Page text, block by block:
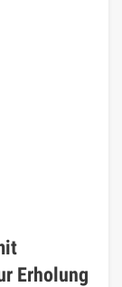
Erholung